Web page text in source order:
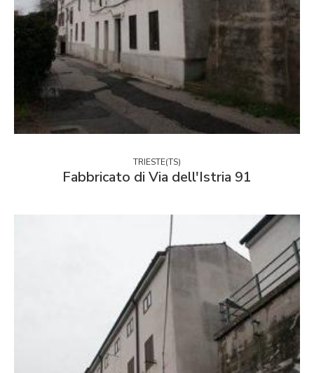
TRIESTE(TS)
Fabbricato di Via dell'Istria 91